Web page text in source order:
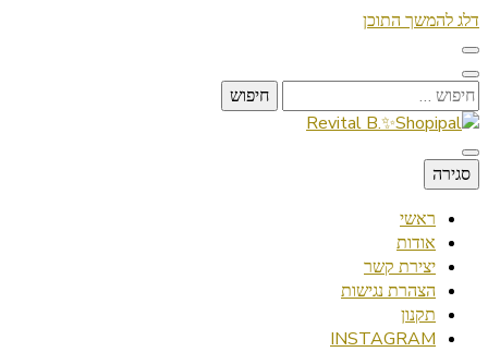
דלג להמשך התוכן
חיפוש:
Revital B.✨Shopipal
Lifestyle ✦ Beauty ✦ Vegan ✦ Travel
סגירה
ראשי
אודות
יצירת קשר
הצהרת נגישות
תקנון
INSTAGRAM